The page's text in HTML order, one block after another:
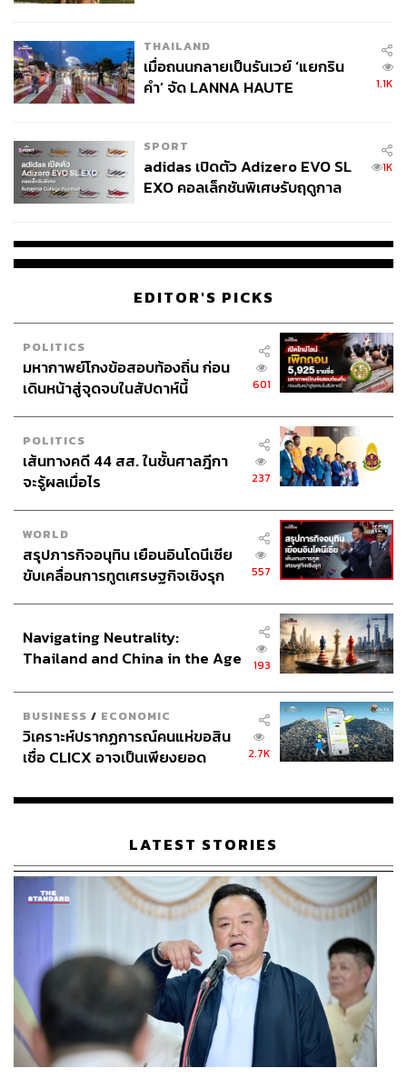
THAILAND
เมื่อถนนกลายเป็นรันเวย์ ‘แยกริน
คำ’ จัด LANNA HAUTE
1.1K
SPORT
adidas เปิดตัว Adizero EVO SL
EXO คอลเล็กชันพิเศษรับฤดูกาล
1K
EDITOR'S PICKS
POLITICS
มหากาพย์โกงข้อสอบท้องถิ่น ก่อน
เดินหน้าสู่จุดจบในสัปดาห์นี้
601
POLITICS
เส้นทางคดี 44 สส. ในชั้นศาลฎีกา
จะรู้ผลเมื่อไร
237
WORLD
สรุปภารกิจอนุทิน เยือนอินโดนีเซีย
ขับเคลื่อนการทูตเศรษฐกิจเชิงรุก
557
Navigating Neutrality:
Thailand and China in the Age
193
BUSINESS / ECONOMIC
วิเคราะห์ปรากฏการณ์คนแห่ขอสิน
เชื่อ CLICX อาจเป็นเพียงยอด
เรือนไทยที่ถูกซุกไว้
2.7K
LATEST STORIES